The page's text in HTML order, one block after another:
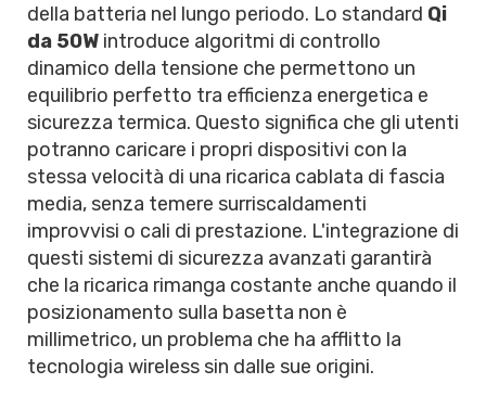
della batteria nel lungo periodo. Lo standard Qi
da 50W introduce algoritmi di controllo
dinamico della tensione che permettono un
equilibrio perfetto tra efficienza energetica e
sicurezza termica. Questo significa che gli utenti
potranno caricare i propri dispositivi con la
stessa velocità di una ricarica cablata di fascia
media, senza temere surriscaldamenti
improvvisi o cali di prestazione. L'integrazione di
questi sistemi di sicurezza avanzati garantirà
che la ricarica rimanga costante anche quando il
posizionamento sulla basetta non è
millimetrico, un problema che ha afflitto la
tecnologia wireless sin dalle sue origini.